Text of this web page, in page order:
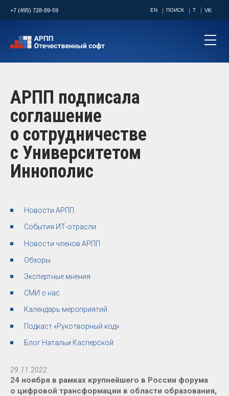
+7 (495) 728-89-59 EN ПОИСК T VK
АРПП подписала
соглашение
о сотрудничестве
с Университетом
Иннополис
Новости АРПП
События ИТ-отрасли
Новости членов АРПП
Обзоры
Экспертные мнения
СМИ о нас
Календарь мероприятий
Подкаст «Рукотворный код»
Блог Натальи Касперской
29.11.2022
24 ноября в рамках крупнейшего в России форума
о цифровой трансформации в области образования,